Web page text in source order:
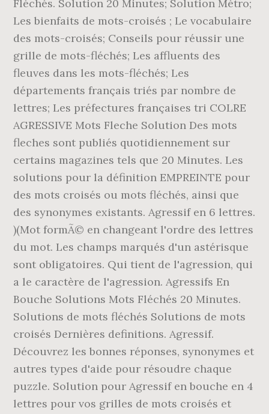
Fléchés. Solution 20 Minutes; Solution Métro;
Les bienfaits de mots-croisés ; Le vocabulaire
des mots-croisés; Conseils pour réussir une
grille de mots-fléchés; Les affluents des
fleuves dans les mots-fléchés; Les
départements français triés par nombre de
lettres; Les préfectures françaises tri COLRE
AGRESSIVE Mots Fleche Solution Des mots
fleches sont publiés quotidiennement sur
certains magazines tels que 20 Minutes. Les
solutions pour la définition EMPREINTE pour
des mots croisés ou mots fléchés, ainsi que
des synonymes existants. Agressif en 6 lettres.
)(Mot formÃ© en changeant l'ordre des lettres
du mot. Les champs marqués d'un astérisque
sont obligatoires. Qui tient de l'agression, qui
a le caractère de l'agression. Agressifs En
Bouche Solutions Mots Fléchés 20 Minutes.
Solutions de mots fléchés Solutions de mots
croisés Dernières definitions. Agressif.
Découvrez les bonnes réponses, synonymes et
autres types d'aide pour résoudre chaque
puzzle. Solution pour Agressif en bouche en 4
lettres pour vos grilles de mots croisés et